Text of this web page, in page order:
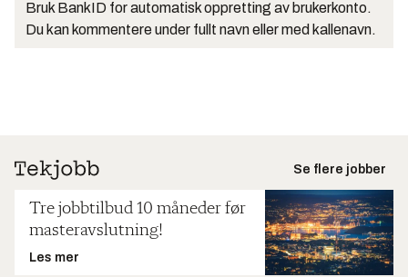
Bruk BankID for automatisk oppretting av brukerkonto.
Du kan kommentere under fullt navn eller med kallenavn.
Se flere jobber
Tre jobbtilbud 10 måneder før
masteravslutning!
Les mer